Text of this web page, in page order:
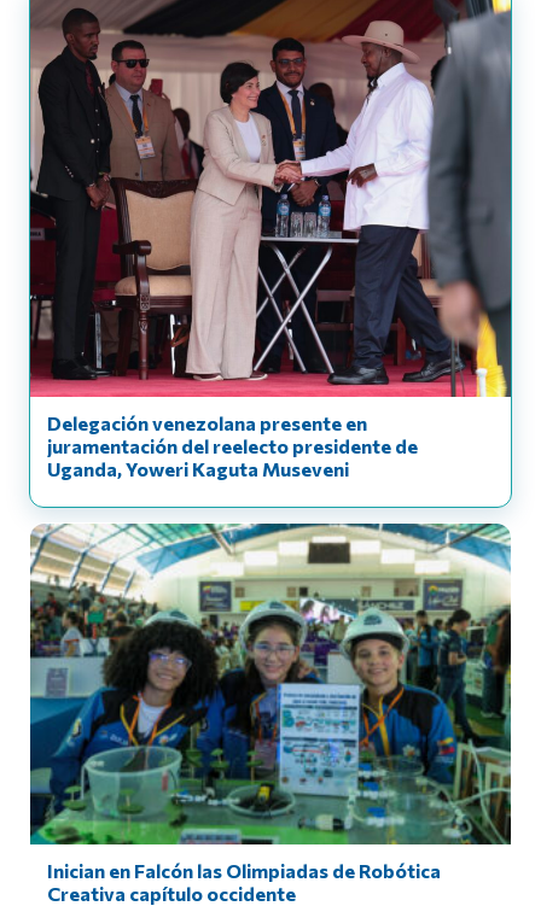
Delegación venezolana presente en
juramentación del reelecto presidente de
Uganda, Yoweri Kaguta Museveni
Inician en Falcón las Olimpiadas de Robótica
Creativa capítulo occidente